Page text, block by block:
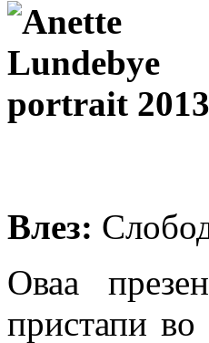
Влез:
Оваа
пристапи во